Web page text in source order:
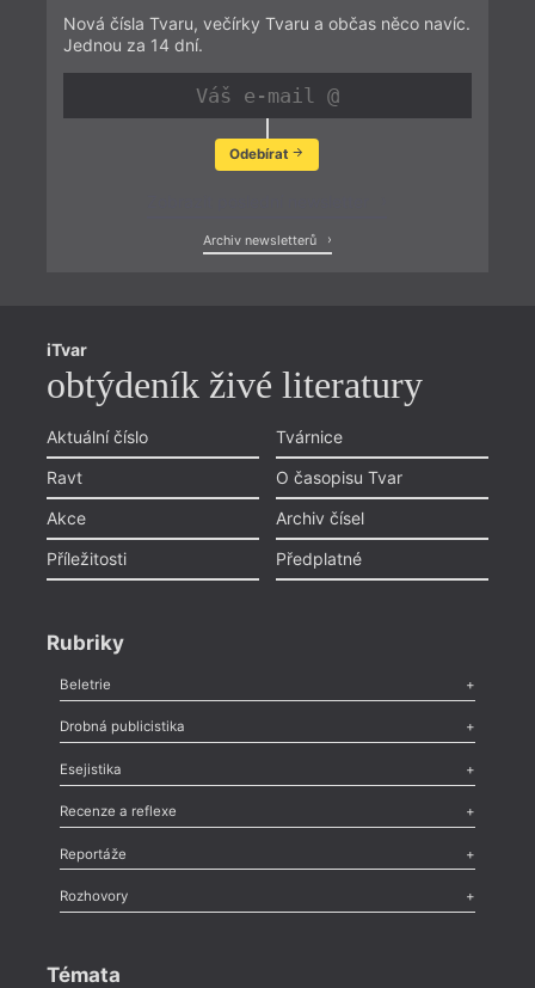
Nová čísla Tvaru, večírky Tvaru a občas něco navíc.
Jednou za 14 dní.
Odebírat
Archiv newsletterů
iTvar
obtýdeník živé literatury
Aktuální číslo
Ravt
Akce
Příležitosti
Tvárnice
O časopisu Tvar
Archiv čísel
Předplatné
Rubriky
Beletrie
Poezie,Próza,Dokumenty
Drobná publicistika
Odlesk
Nekrolog,Glosa,Sloupek,Pozvánka,Literární soutěž,
Esejistika
Esej , Pádlo,Úvaha
Recenze a reflexe
Recenze
Méně slov o próze,Celá rubrika
Reportáže
Literární zítřky
Celá rubrika
Rozhovory
Témata